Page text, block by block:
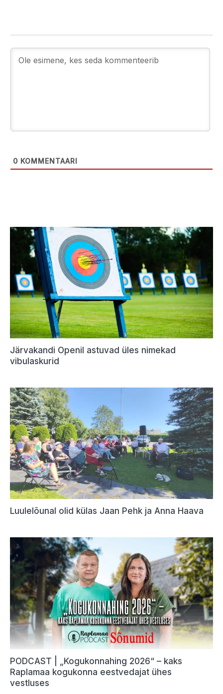
0 KOMMENTAARI
Järvakandi Openil astuvad üles nimekad
vibulaskurid
Luulelõunal olid külas Jaan Pehk ja Anna Haava
PODCAST | „Kogukonnahing 2026“ – kaks
Raplamaa kogukonna eestvedajat ühes
vestluses